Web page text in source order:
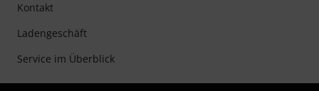
Kontakt
Ladengeschäft
Service im Überblick